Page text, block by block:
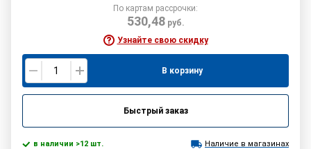
По картам рассрочки:
530,48руб.
Узнайте свою скидку
В корзину
Быстрый заказ
в наличии >12 шт. Наличие в магазинах